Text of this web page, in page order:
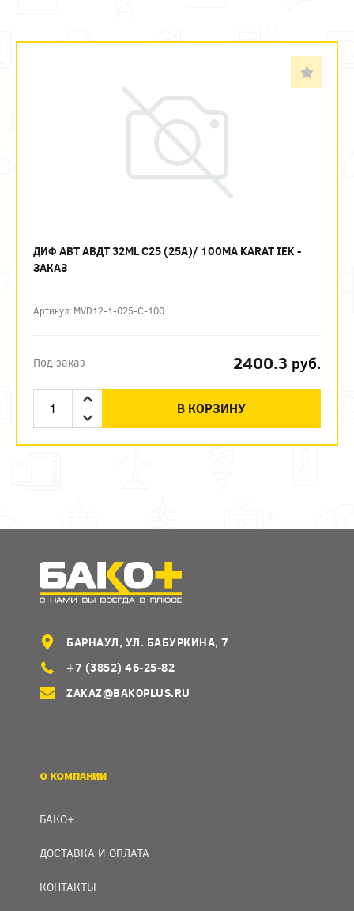
ДИФ АВТ АВДТ 32ML C25 (25А)/ 100МА KARAT IEK -
ЗАКАЗ
Артикул: MVD12-1-025-C-100
Под заказ 2400.3 руб.
В КОРЗИНУ
БАРНАУЛ, УЛ. БАБУРКИНА, 7
+7 (3852) 46-25-82
ZAKAZ@BAKOPLUS.RU
О КОМПАНИИ
БАКО+
ДОСТАВКА И ОПЛАТА
КОНТАКТЫ